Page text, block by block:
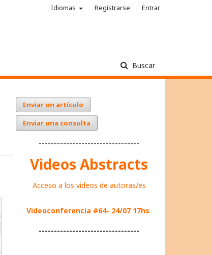
Buscar
Idiomas Registrarse Entrar
Enviar un artículo
Enviar una consulta
---------------------------------
Videos Abstracts
Acceso a los videos de autoras/es
Videoconferencia #64- 24/07 17hs
---------------------------------